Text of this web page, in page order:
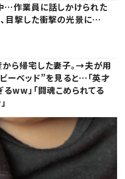
…作業員に話しかけられた
目撃した衝撃の光景に…
から帰宅した妻子。→夫が用
ーベッド”を見ると…「英才
ww」「闘魂こめられてる